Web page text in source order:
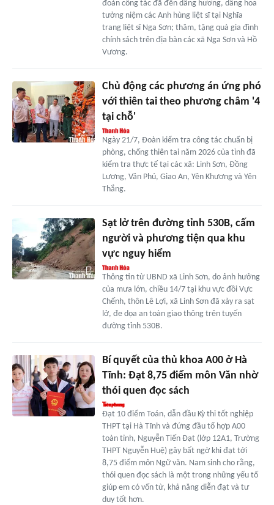
đoàn công tác đã đến dâng hương, dâng hoa
tưởng niệm các Anh hùng liệt sĩ tại Nghĩa
trang liệt sĩ Nga Sơn; thăm, tặng quà gia đình
chính sách trên địa bàn các xã Nga Sơn và Hồ
Vương.
Chủ động các phương án ứng phó
với thiên tai theo phương châm '4
tại chỗ'
Ngày 21/7, Đoàn kiểm tra công tác chuẩn bị
phòng, chống thiên tai năm 2026 của tỉnh đã
kiểm tra thực tế tại các xã: Linh Sơn, Đồng
Lương, Văn Phú, Giao An, Yên Khương và Yên
Thắng.
Sạt lở trên đường tỉnh 530B, cấm
người và phương tiện qua khu
vực nguy hiểm
Thông tin từ UBND xã Linh Sơn, do ảnh hưởng
của mưa lớn, chiều 14/7 tại khu vực đồi Vực
Chếnh, thôn Lê Lợi, xã Linh Sơn đã xảy ra sạt
lở, đe dọa an toàn giao thông trên tuyến
đường tỉnh 530B.
Bí quyết của thủ khoa A00 ở Hà
Tĩnh: Đạt 8,75 điểm môn Văn nhờ
thói quen đọc sách
Đạt 10 điểm Toán, dẫn đầu Kỳ thi tốt nghiệp
THPT tại Hà Tĩnh và đứng đầu tổ hợp A00
toàn tỉnh, Nguyễn Tiến Đạt (lớp 12A1, Trường
THPT Nguyễn Huệ) gây bất ngờ khi đạt tới
8,75 điểm môn Ngữ văn. Nam sinh cho rằng,
thói quen đọc sách là một trong những yếu tố
giúp em có vốn từ, khả năng diễn đạt và tư
duy tốt hơn.